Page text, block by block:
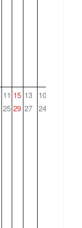
11
25
15
29
13
27
10
24